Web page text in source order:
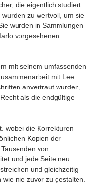
die eigentlich studiert
zu wertvoll, um sie
wurden in Sammlungen
vorgesehenen
mit seinem umfassenden
mit Lee
anvertraut wurden,
als die endgültige
wobei die Korrekturen
Kopien der
von
und jede Seite neu
und gleichzeitig
nie zuvor zu gestalten.